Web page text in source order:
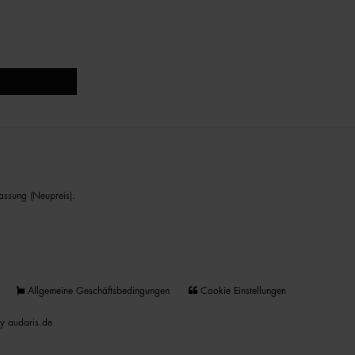
(Neupreis).
Allgemeine Geschäftsbedingungen Cookie Einstellungen
audaris.de